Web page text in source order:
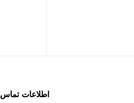
اطلاعات تماس